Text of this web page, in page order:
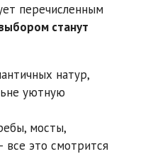
перечисленным
станут
натур,
уютную
мосты,
все это смотрится